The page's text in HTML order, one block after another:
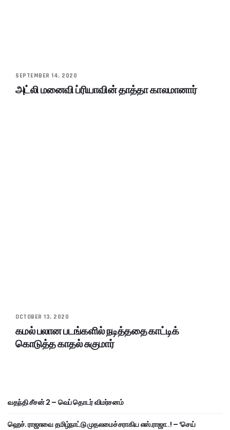
SEPTEMBER 14, 2020
அட்லி மனைவி ப்ரியாவின் தாத்தா காலமானார்
OCTOBER 13, 2020
கமல் பலான படங்களில் நடித்ததை காட்டிக்
கொடுத்த காதல் சுகுமார்
வதந்தி சீசன் 2 – வெப் தொடர் விமர்சனம்
ஹெச். ராஜாவை தமிழ்நாட்டு முதலமைச்சராகிய எஸ்.ராஜா..! – ‘செய்